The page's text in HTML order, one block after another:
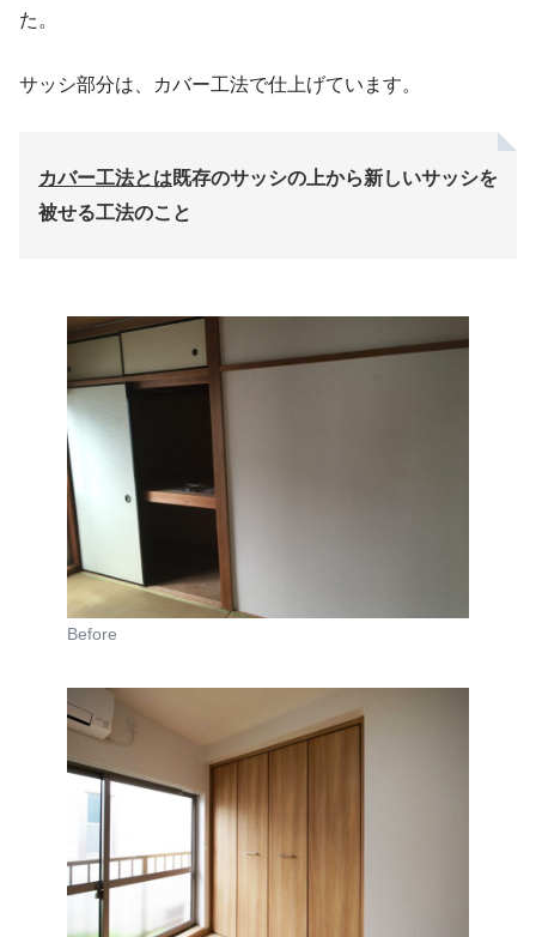
た。
サッシ部分は、カバー工法で仕上げています。
カバー工法とは 既存のサッシの上から新しいサッシを
被せる工法のこと
Before